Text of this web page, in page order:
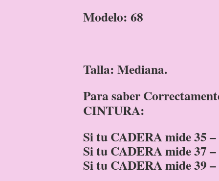
Modelo: 68
Talla: Mediana.
Para saber
CINTURA:
Si tu CADERA mide 35
Si tu CADERA mide 37
Si tu CADERA mide 39